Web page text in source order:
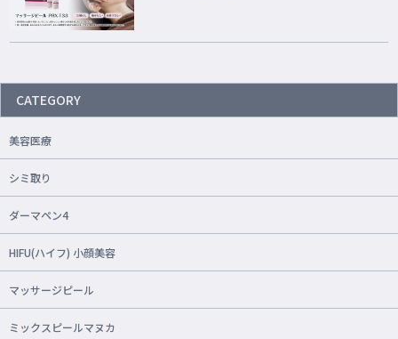
CATEGORY
美容医療
シミ取り
ダーマペン4
HIFU(ハイフ) 小顔美容
マッサージピール
ミックスピールマヌカ